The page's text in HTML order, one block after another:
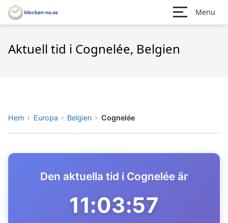
Menu
Aktuell tid i Cognelée, Belgien
Hem Europa Belgien Cognelée
Den aktuella tid i Cognelée är
11:03:57